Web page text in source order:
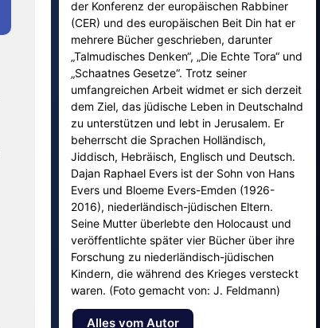
der Konferenz der europäischen Rabbiner
(CER) und des europäischen Beit Din hat er
mehrere Bücher geschrieben, darunter
„Talmudisches Denken“, „Die Echte Tora“ und
„Schaatnes Gesetze“. Trotz seiner
umfangreichen Arbeit widmet er sich derzeit
dem Ziel, das jüdische Leben in Deutschalnd
zu unterstützen und lebt in Jerusalem. Er
beherrscht die Sprachen Holländisch,
Jiddisch, Hebräisch, Englisch und Deutsch.
Dajan Raphael Evers ist der Sohn von Hans
Evers und Bloeme Evers-Emden (1926-
2016), niederländisch-jüdischen Eltern.
Seine Mutter überlebte den Holocaust und
veröffentlichte später vier Bücher über ihre
Forschung zu niederländisch-jüdischen
Kindern, die während des Krieges versteckt
waren. (Foto gemacht von: J. Feldmann)
Alles vom Autor